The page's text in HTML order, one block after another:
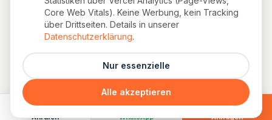
Anrufen WhatsApp Anfragen
Core Web Vitals). Keine Werbung, kein Tracking
über Drittseiten. Details in unserer
Datenschutzerklärung.
Nur essenzielle
Alle akzeptieren